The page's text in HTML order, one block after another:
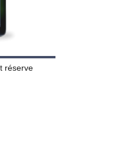
réserve